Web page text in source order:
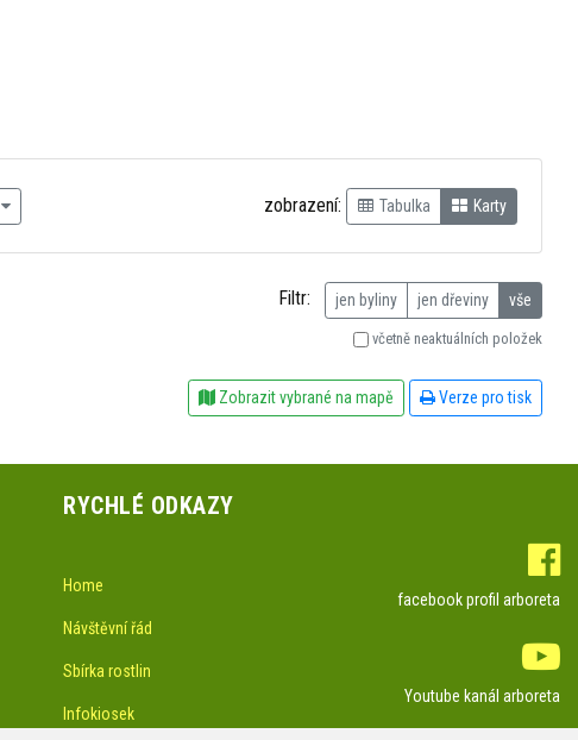
zobrazení: Tabulka Karty
Filtr: jen byliny jen dřeviny vše
včetně neaktuálních položek
Zobrazit vybrané na mapě Verze pro tisk
RYCHLÉ ODKAZY
Home
Návštěvní řád
Sbírka rostlin
Infokiosek
facebook profil arboreta
Youtube kanál arboreta